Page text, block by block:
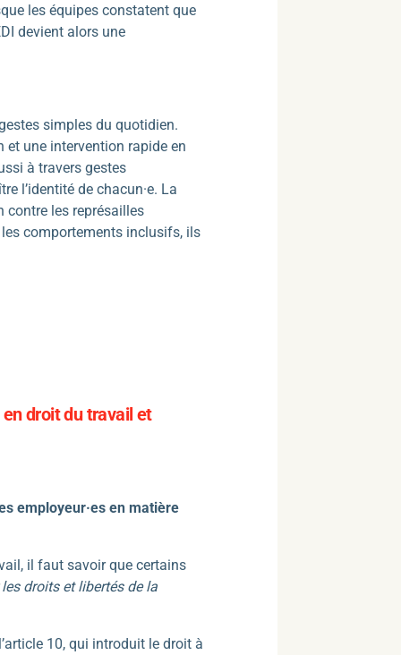
les équipes constatent que
devient alors une
simples du quotidien.
et une intervention rapide en
à travers gestes
l’identité de chacun·e. La
les représailles
comportements inclusifs, ils
droit du travail et
employeur·es en matière
il faut savoir que certains
droits et libertés de la
10, qui introduit le droit à